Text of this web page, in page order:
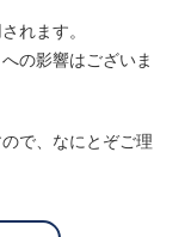
れます。
の影響はございま
で、なにとぞご理